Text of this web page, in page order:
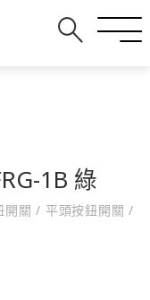
1B 綠
開關/ 平頭按鈕開關/